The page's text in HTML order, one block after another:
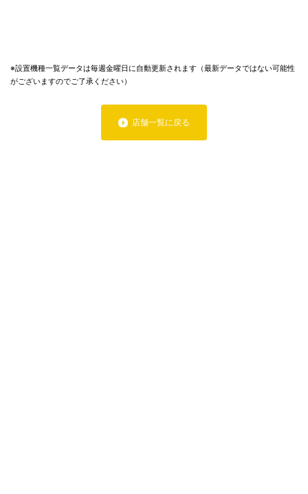
※設置機種一覧データは毎週金曜日に自動更新されます（最新データではない可能性
がございますのでご了承ください）
店舗一覧に戻る